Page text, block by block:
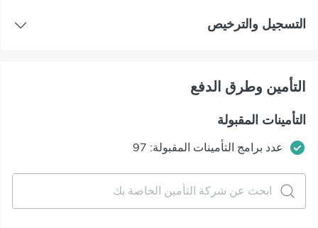
التسجيل والترخيص
التأمين وطرق الدفع
التأمينات المقبولة
عدد برامج التأمينات المقبولة: 97